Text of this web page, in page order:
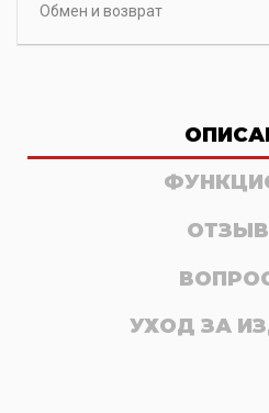
Обмен и возврат
УХОД ЗА